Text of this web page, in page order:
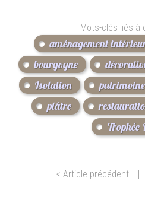
Mots-clés liés à
aménagement
bourgogne
Isolation
patrimoine
plâtre
Trophée
< Article précédent |